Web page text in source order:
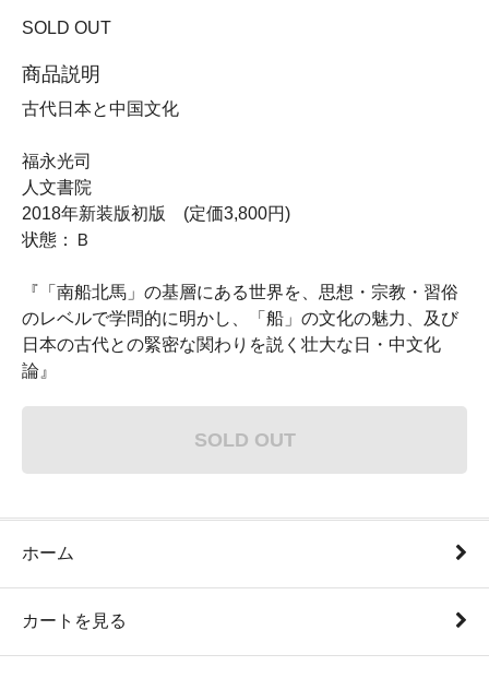
SOLD OUT
商品説明
古代日本と中国文化
福永光司
人文書院
2018年新装版初版 (定価3,800円)
状態：Ｂ
『「南船北馬」の基層にある世界を、思想・宗教・習俗
のレベルで学問的に明かし、「船」の文化の魅力、及び
日本の古代との緊密な関わりを説く壮大な日・中文化
論』
SOLD OUT
ホーム
カートを見る